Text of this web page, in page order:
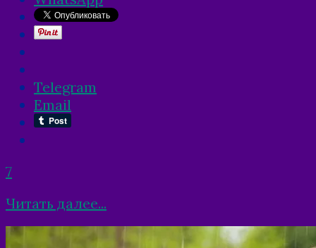
Telegram
Email
7
Читать далее...